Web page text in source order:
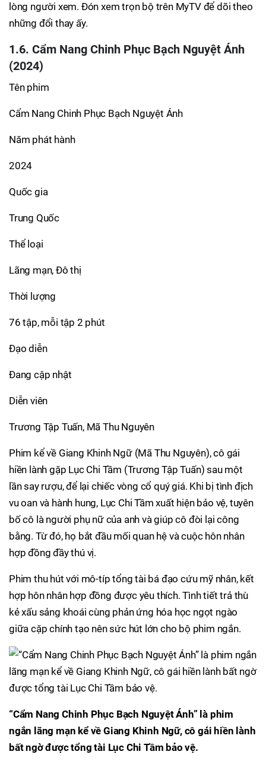
lòng người xem. Đón xem trọn bộ trên MyTV để dõi theo
những đổi thay ấy.
1.6. Cẩm Nang Chinh Phục Bạch Nguyệt Ánh
(2024)
Tên phim
Cẩm Nang Chinh Phục Bạch Nguyệt Ánh
Năm phát hành
2024
Quốc gia
Trung Quốc
Thể loại
Lãng mạn, Đô thị
Thời lượng
76 tập, mỗi tập 2 phút
Đạo diễn
Đang cập nhật
Diễn viên
Trương Tập Tuấn, Mã Thu Nguyên
Phim kể về Giang Khinh Ngữ (Mã Thu Nguyên), cô gái
hiền lành gặp Lục Chi Tầm (Trương Tập Tuấn) sau một
lần say rượu, để lại chiếc vòng cổ quý giá. Khi bị tình địch
vu oan và hành hung, Lục Chi Tầm xuất hiện bảo vệ, tuyên
bố cô là người phụ nữ của anh và giúp cô đòi lại công
bằng. Từ đó, họ bắt đầu mối quan hệ và cuộc hôn nhân
hợp đồng đầy thú vị.
Phim thu hút với mô-típ tổng tài bá đạo cứu mỹ nhân, kết
hợp hôn nhân hợp đồng được yêu thích. Tình tiết trả thù
kẻ xấu sảng khoái cùng phản ứng hóa học ngọt ngào
giữa cặp chính tạo nên sức hút lớn cho bộ phim ngắn.
“Cẩm Nang Chinh Phục Bạch Nguyệt Ánh” là phim
ngắn lãng mạn kể về Giang Khinh Ngữ, cô gái hiền lành
bất ngờ được tổng tài Lục Chi Tầm bảo vệ.